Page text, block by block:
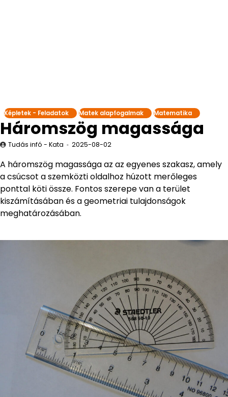
Képletek - Feladatok Matek alapfogalmak Matematika
Háromszög magassága
Tudás infó - Kata 2025-08-02
A háromszög magassága az az egyenes szakasz, amely
a csúcsot a szemközti oldalhoz húzott merőleges
ponttal köti össze. Fontos szerepe van a terület
kiszámításában és a geometriai tulajdonságok
meghatározásában.